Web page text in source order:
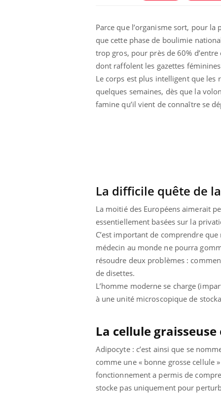
Parce que l’organisme sort, pour
que cette phase de boulimie
trop gros, pour près de 60%
dont raffolent les gazettes
Le corps est plus intelligent que les
quelques semaines, dès que la
famine qu’il vient de connaître se
La difficile quête de
La moitié des Européens aimerait
essentiellement basées sur la
C’est important de comprendre
médecin au monde ne pourra
résoudre deux problèmes :
de disettes.
L’homme moderne se charge
à une unité microscopique de
La cellule
Adipocyte : c’est ainsi que se
comme une « bonne grosse cellule
fonctionnement a permis de
stocke pas uniquement pour
Eczéma Chronique des Mains : se
préparer pour l’été !Youtube
rythme de vie ! Vacances, plage, piscine,
soleil, activités en plein air… Nos mains sont
c'est